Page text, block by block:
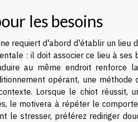
les besoins
requiert d'abord d'établir un lieu
: il doit associer ce lieu à ses
au même endroit renforce
opérant, une
Lorsque le chiot réussit,
le motivera à répéter le
le stresser, préférez rediriger